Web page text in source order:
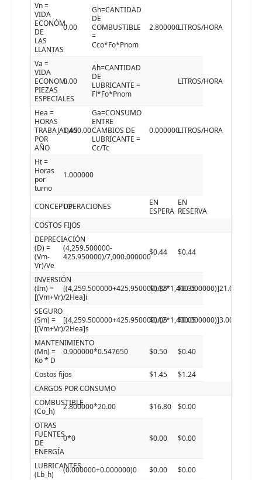
Vn =
VIDA
ECONÓM.
DE
LAS
LLANTAS
0.00
Gh=CANTIDAD
DE
COMBUSTIBLE
=
Cco*Fo*Pnom
2.800000LITROS/HORA
Va =
VIDA
ECONOM.
PIEZAS
ESPECIALES
0.00
Ah=CANTIDAD
DE
LUBRICANTE =
Fl*Fo*Pnom
LITROS/HORA
Hea =
HORAS
TRABAJADAS
POR
AÑO
1,400.00
Ga=CONSUMO
ENTRE
CAMBIOS DE
LUBRICANTE =
Cc/Tc
0.000000LITROS/HORA
Ht =
Horas
por
turno
1.000000
CONCEPTOOPERACIONES
EN
ESPERA
EN
RESERVA
COSTOS FIJOS
DEPRECIACIÓN
(D) =
(Vm-
Vr)/Ve
(4,259.500000-
425.950000)/7,000.000000$0.44 $0.44
INVERSIÓN
(Im) =
[(Vm+Vr)/2Hea]i
[(4,259.500000+425.950000)/(2*1,400.000000)]21.000000
$0.35 $0.35
SEGURO
(Sm) =
[(Vm+Vr)/2Hea]s
[(4,259.500000+425.950000)/(2*1,400.000000)]3.000000
$0.05 $0.05
MANTENIMIENTO
(Mn) =
Ko * D
0.900000*0.547650 $0.50 $0.40
Costos fijos $1.45
$1.24
CARGOS POR CONSUMO
COMBUSTIBLE
(Co_h)
2.800000*20.00 $16.80
$0.00
OTRAS
FUENTES
DE
ENERGÍA
0*0 $0.00 $0.00
LUBRICANTES
(Lb_h)
(0.000000+0.000000)0 $0.00
$0.00